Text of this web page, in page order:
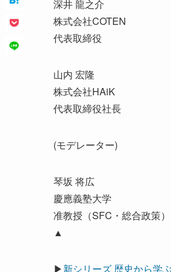
深井 龍之介
株式会社COTEN
代表取締役
山内 宏隆
株式会社HAiK
代表取締役社長
(モデレーター)
琴坂 将広
慶應義塾大学
准教授（SFC・総合政策）
▲
▶新シリーズ 歴史から学